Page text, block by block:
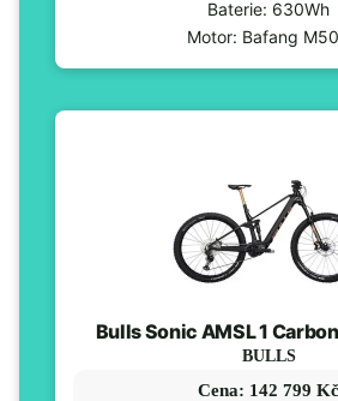
Baterie: 630Wh
Motor: Bafang
Bulls Sonic AMSL 1
BULLS
Cena: 142 799 Kč